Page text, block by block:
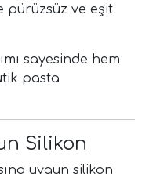
pürüzsüz ve eşit
sayesinde hem
pasta
Silikon
uygun silikon